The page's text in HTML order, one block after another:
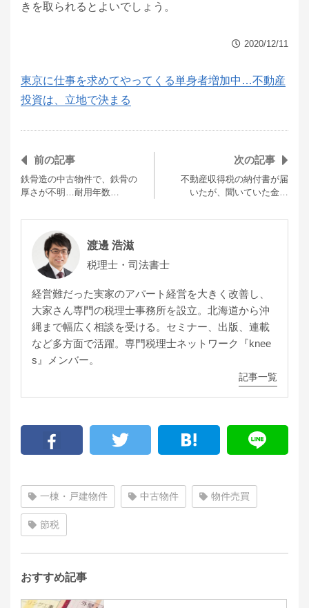
きを取られるとよいでしょう。
2020/12/11
東京に仕事を求めてやってくる単身者増加中…不動産
投資は、立地で決まる
前の記事
鉄骨造の中古物件で、鉄骨の
厚さが不明…耐用年数…
次の記事
不動産収得税の納付書が届
いたが、聞いていた金…
渡邊 浩滋
税理士・司法書士
経営難だった実家のアパート経営を大きく改善し、
大家さん専門の税理士事務所を設立。北海道から沖
縄まで幅広く相談を受ける。セミナー、出版、連載
など多方面で活躍。専門税理士ネットワーク『knee
s』メンバー。
記事一覧
一棟・戸建物件 中古物件 物件売買
節税
おすすめ記事